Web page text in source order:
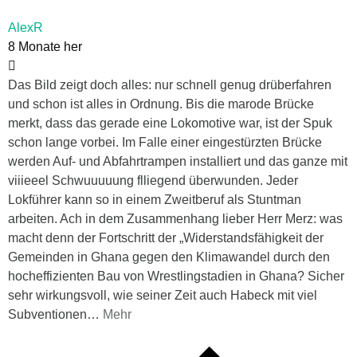
AlexR
8 Monate her
Das Bild zeigt doch alles: nur schnell genug drüberfahren
und schon ist alles in Ordnung. Bis die marode Brücke
merkt, dass das gerade eine Lokomotive war, ist der Spuk
schon lange vorbei. Im Falle einer eingestürzten Brücke
werden Auf- und Abfahrtrampen installiert und das ganze mit
viiieeel Schwuuuuung flliegend überwunden. Jeder
Lokführer kann so in einem Zweitberuf als Stuntman
arbeiten. Ach in dem Zusammenhang lieber Herr Merz: was
macht denn der Fortschritt der „Widerstandsfähigkeit der
Gemeinden in Ghana gegen den Klimawandel durch den
hocheffizienten Bau von Wrestlingstadien in Ghana? Sicher
sehr wirkungsvoll, wie seiner Zeit auch Habeck mit viel
Subventionen… Mehr